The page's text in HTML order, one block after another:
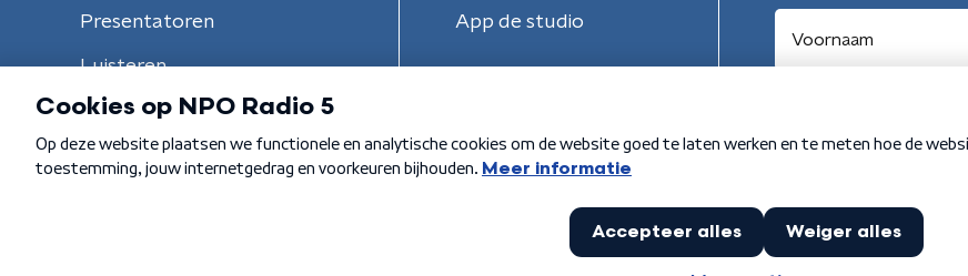
Presentatoren
Luisteren
App de studio
Algemene voorwaarden Privacybeleid